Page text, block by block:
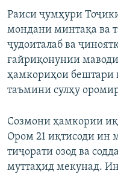
Раиси ҷумҳури
мондани минтақа ва
ҷудоиталаб ва
ғайриқонунии
ҳамкориҳои бештари
таъмини сулҳу
Созмони ҳамкории
Ором 21 иқтисоди ин
тиҷорати озод ва
муттаҳид мекунад.